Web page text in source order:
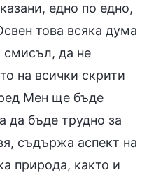
едно по едно,
това всяка дума
да не
на всички скрити
Мен ще бъде
да бъде трудно за
съдържа аспект на
природа, както и